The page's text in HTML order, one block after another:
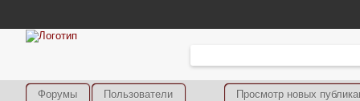
Просмотр новых
Форумы
Пользователи